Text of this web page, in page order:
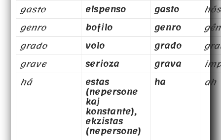
gasto
elspenso gasto
genro
bofilo genro
grado
volo grado
grave
serioza grava
há
estas
(nepersone
kaj
konstante),
ekzistas
(nepersone)
ha ah